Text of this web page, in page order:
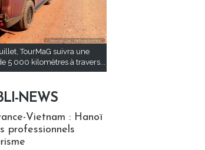
TourMaG suivra une
5 000 kilomètres à travers...
NEWS
Vietnam : Hanoï
professionnels